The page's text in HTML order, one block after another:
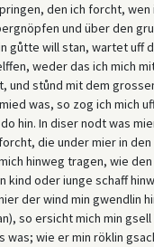
den ich forcht, wen
und über den
gůtte will stan, wartet uff
weder das ich mich
und stůnd mit dem
was, so zog ich mich
hin. In diser nodt was
die under mier in
hinweg tragen, wie
kind oder iunge schaff
der wind min gwendlin
so ersicht mich min
was; wie er min röklin